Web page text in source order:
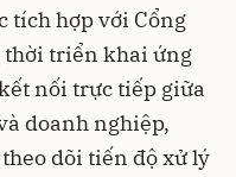
tích hợp với Cổng
thời triển khai ứng
nối trực tiếp giữa
doanh nghiệp,
dõi tiến độ xử lý